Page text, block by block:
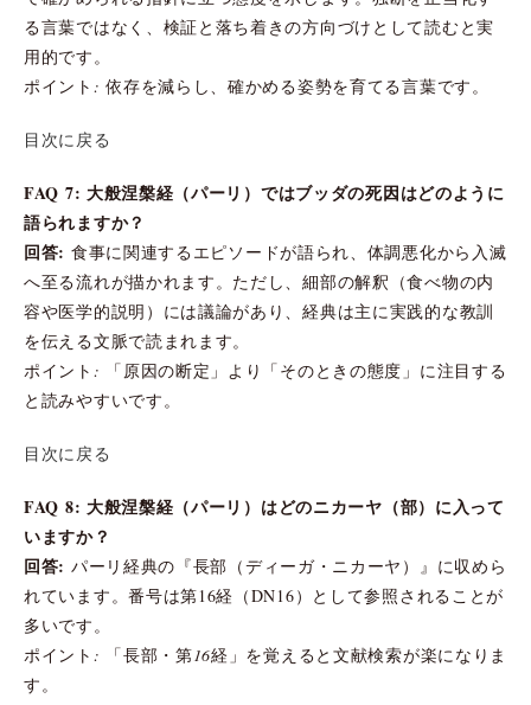
る言葉ではなく、検証と落ち着きの方向づけとして読むと実
用的です。
ポイント: 依存を減らし、確かめる姿勢を育てる言葉です。
目次に戻る
FAQ 7: 大般涅槃経（パーリ）ではブッダの死因はどのように
語られますか？
回答: 食事に関連するエピソードが語られ、体調悪化から入滅
へ至る流れが描かれます。ただし、細部の解釈（食べ物の内
容や医学的説明）には議論があり、経典は主に実践的な教訓
を伝える文脈で読まれます。
ポイント: 「原因の断定」より「そのときの態度」に注目する
と読みやすいです。
目次に戻る
FAQ 8: 大般涅槃経（パーリ）はどのニカーヤ（部）に入って
いますか？
回答: パーリ経典の『長部（ディーガ・ニカーヤ）』に収めら
れています。番号は第16経（DN16）として参照されることが
多いです。
ポイント: 「長部・第16経」を覚えると文献検索が楽になりま
す。